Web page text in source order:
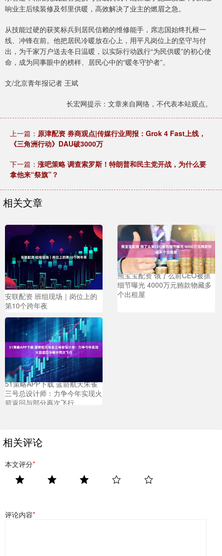
响业主后续装修及邻里供暖，高效解决了业主的燃眉之急。
从技能过硬的获奖标兵到居民信赖的维修能手，席志国始终扎根一
线、冲锋在前。他把居民冷暖放在心上，用平凡岗位上的坚守与付
出，为千家万户送去冬日温暖，以实际行动践行“为民供暖”的初心使
命，成为同事眼中的榜样、居民心中的“暖冬守护者”。
文/北京青年报记者 王斌
长宏网提示：文章来自网络，不代表本站观点。
上一篇： 原津配资 券商观点|传媒行业周报：Grok 4 Fast上线，
《三角洲行动》DAU破3000万
下一篇： 涨吧策略 调查索罗斯！特朗普和民主党开战，为什么要
拿他来“祭旗”？
相关文章
安联配资 班组现场｜岗位上的
第10个跨年夜
熊宝宝配资 饿了么前CEO被抓
细节曝光 4000万元贿款物藏多
个出租屋
51策略APP下载 蓝箭航天朱雀
三号总设计师：力争今年实现火
箭返回与部分再次飞行
相关评论
本文评分*
评论内容*